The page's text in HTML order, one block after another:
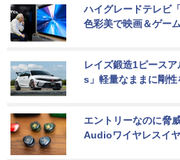
ハイグレードテレビ
色彩美で映画＆ゲー
レイズ鍛造1ピース
s」軽量なままに剛性
エントリーなのに脅
Audioワイヤレスイ